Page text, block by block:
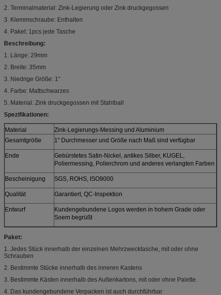
2. Terminalmaterial: Zink-Legierung oder Zink druckgegossen
3. Klemmschraube: Enthalten
4. Paket: 1pcs jede Tasche
Beschreibung:
1. Länge: 29mm
2. Breite: 35mm
3. Niedrige Größe: 1"
4. Farbe: Mattschwarzes
5. Material: Zink druckgegossen mit Stahlball
Spezifikationen:
Material
Zink-Legierungs-Messing und Aluminium
Gesamtgröße
1" Durchmesser und Größe nach Maß sind verfügbar
Ende
Gebürstetes Satin-Nickel, antikes Silber, KUGEL,
Poliermessing, Polierchrom und anderes verlangten Farben
Bescheinigung SGS, ROHS, ISO9000
Qualität Garantiert, QC-Inspektion
Entwurf
Kundengebundene Logos werden in hohem Grade oder
Soem begrüßt
Paket:
1. Jedes Stück innerhalb der einzelnen Mehrzwecktasche, mit oder ohne
Schrauben
2. Bestimmte Stücke innerhalb des inneren Kastens
3. Bestimmte Kästen innerhalb des Außenkartons, mit oder ohne Palette.
4. Das kundengebundene Verpacken ist auch durchführbar